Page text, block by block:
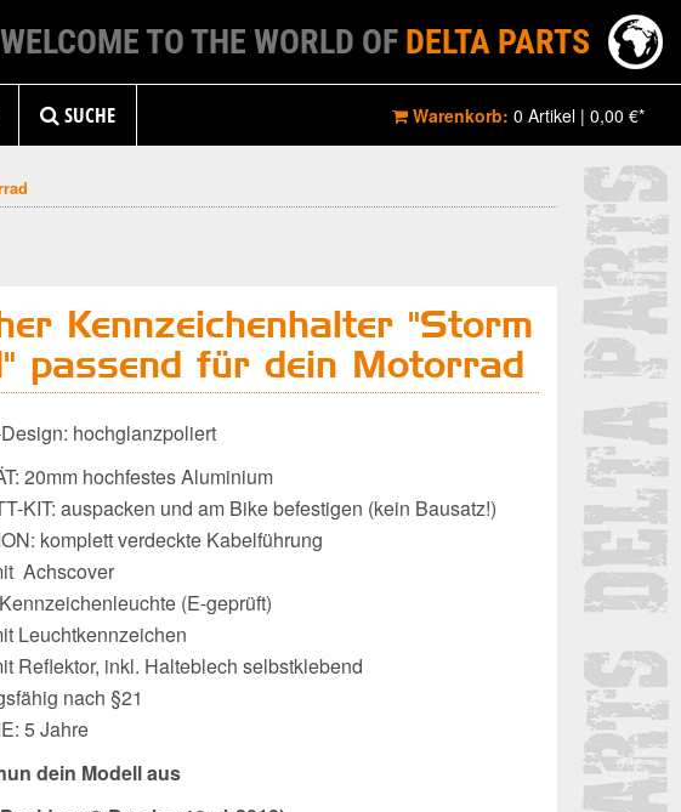
WELCOME TO THE WORLD OF DELTA PARTS
SUCHE Warenkorb: 0 Artikel | 0,00 €*
Kennzeichenhalter "Storm
passend für dein Motorrad
hochglanzpoliert
20mm hochfestes Aluminium
KIT: auspacken und am Bike befestigen (kein Bausatz!)
komplett verdeckte Kabelführung
Achscover
(E-geprüft)
Leuchtkennzeichen
Reflektor, inkl. Halteblech selbstklebend
nach §21
5 Jahre
dein Modell aus